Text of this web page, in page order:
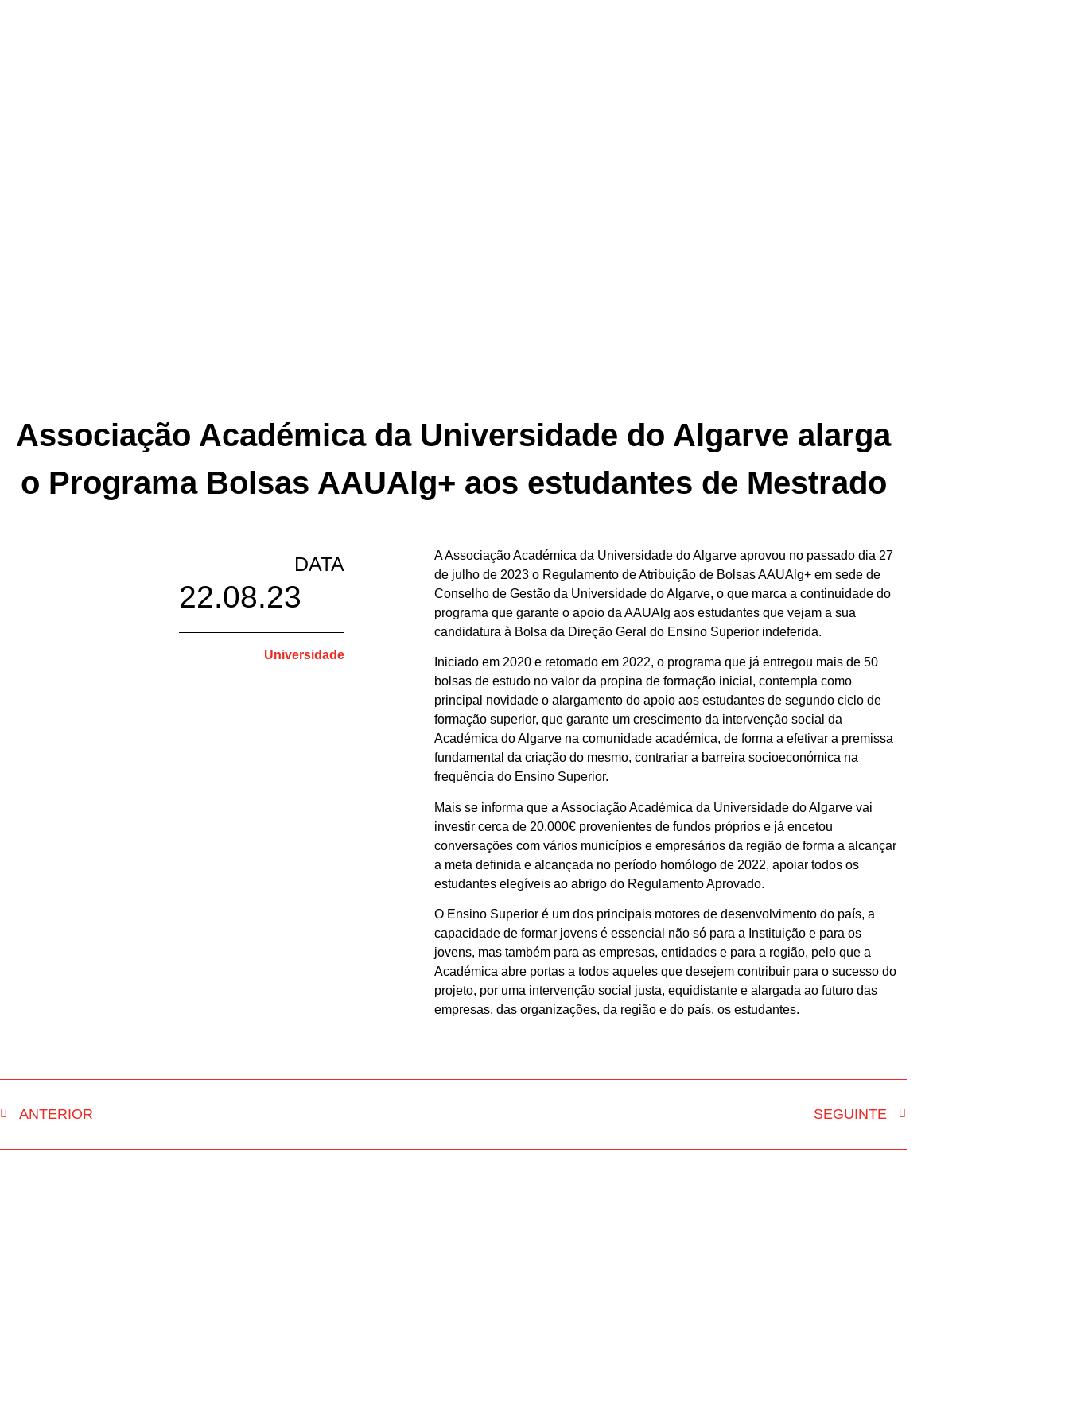
Associação Académica da Universidade do Algarve alarga
o Programa Bolsas AAUAlg+ aos estudantes de Mestrado
DATA
22.08.23
Universidade
A Associação Académica da Universidade do Algarve aprovou no passado dia 27
de julho de 2023 o Regulamento de Atribuição de Bolsas AAUAlg+ em sede de
Conselho de Gestão da Universidade do Algarve, o que marca a continuidade do
programa que garante o apoio da AAUAlg aos estudantes que vejam a sua
candidatura à Bolsa da Direção Geral do Ensino Superior indeferida.
Iniciado em 2020 e retomado em 2022, o programa que já entregou mais de 50
bolsas de estudo no valor da propina de formação inicial, contempla como
principal novidade o alargamento do apoio aos estudantes de segundo ciclo de
formação superior, que garante um crescimento da intervenção social da
Académica do Algarve na comunidade académica, de forma a efetivar a premissa
fundamental da criação do mesmo, contrariar a barreira socioeconómica na
frequência do Ensino Superior.
Mais se informa que a Associação Académica da Universidade do Algarve vai
investir cerca de 20.000€ provenientes de fundos próprios e já encetou
conversações com vários municípios e empresários da região de forma a alcançar
a meta definida e alcançada no período homólogo de 2022, apoiar todos os
estudantes elegíveis ao abrigo do Regulamento Aprovado.
O Ensino Superior é um dos principais motores de desenvolvimento do país, a
capacidade de formar jovens é essencial não só para a Instituição e para os
jovens, mas também para as empresas, entidades e para a região, pelo que a
Académica abre portas a todos aqueles que desejem contribuir para o sucesso do
projeto, por uma intervenção social justa, equidistante e alargada ao futuro das
empresas, das organizações, da região e do país, os estudantes.
ANTERIOR SEGUINTE